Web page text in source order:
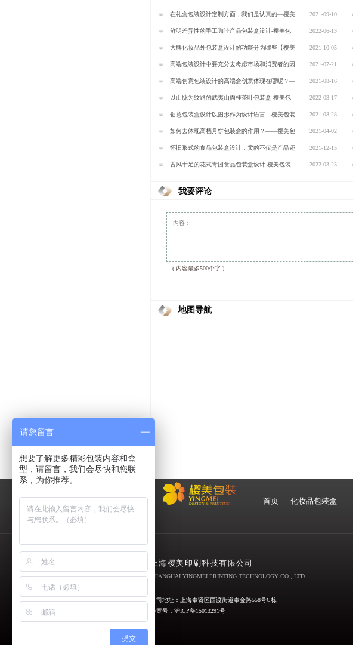
在礼盒包装设计定制方面，我们是认真的—樱美
包装
2021-09-10
鲜明差异性的手工咖啡产品包装盒设计-樱美包
装
2022-06-13
大牌化妆品外包装盒设计的功能分为哪些【樱美
包装】
2021-10-05
高端包装设计中要充分去考虑市场和消费者的因
素—樱美包装
2021-07-21
高端创意包装设计的高端盒创意体现在哪呢？—
樱美包装
2021-08-16
以山脉为纹路的武夷山肉桂茶叶包装盒-樱美包
装
2022-03-17
创意包装盒设计以图形作为设计语言—樱美包装 2021-08-28
如何去体现高档月饼包装盒的作用？——樱美包
装
2021-04-02
怀旧形式的食品包装盒设计，卖的不仅是产品还
有情怀-樱美包装
2021-12-15
古风十足的花式青团食品包装盒设计-樱美包装 2022-03-23
我要评论
( 内容最多500个字 )
地图导航
化
装盒制作
首页 化妆品包装盒
上海樱美印刷科技有限公司
SHANGHAI YINGMEI PRINTING TECHNOLOGY CO., LTD
公司地址：上海奉贤区西渡街道奉金路558号C栋
备案号： 沪ICP备15013291号
请您留言
想要了解更多精彩包装内容和盒
型，请留言，我们会尽快和您联
系，为你推荐。
提交